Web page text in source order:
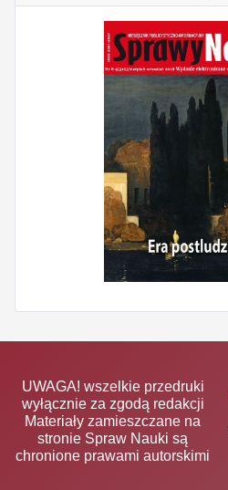
UWAGA! wszelkie przedruki
wyłącznie za zgodą redakcji
Materiały zamieszczane na
stronie Spraw Nauki są
chronione prawami autorskimi